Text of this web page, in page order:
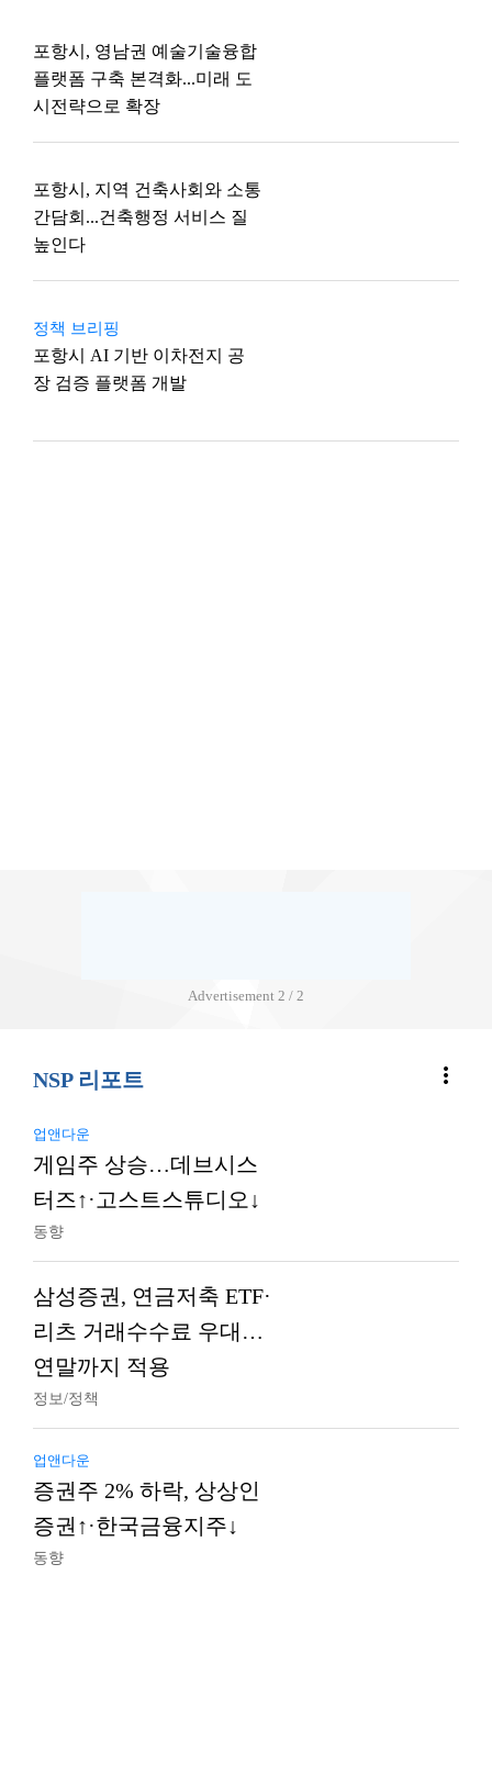
포항시, 영남권 예술기술융합
플랫폼 구축 본격화...미래 도
시전략으로 확장
포항시, 지역 건축사회와 소통
간담회...건축행정 서비스 질
높인다
정책 브리핑
포항시 AI 기반 이차전지 공
장 검증 플랫폼 개발
Advertisement 2 / 2
NSP 리포트 more_vert
업앤다운
게임주 상승…데브시스
터즈↑·고스트스튜디오↓
동향
삼성증권, 연금저축 ETF·
리츠 거래수수료 우대…
연말까지 적용
정보/정책
업앤다운
증권주 2% 하락, 상상인
증권↑·한국금융지주↓
동향